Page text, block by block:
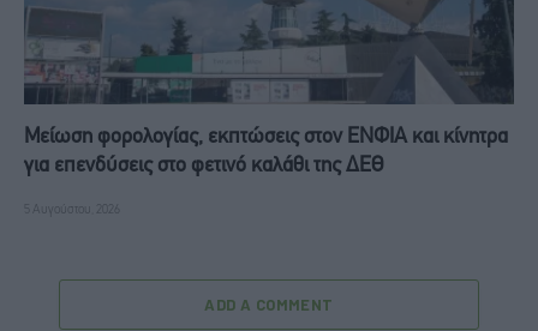
Μείωση φορολογίας, εκπτώσεις στον ΕΝΦΙΑ και κίνητρα
για επενδύσεις στο φετινό καλάθι της ΔΕΘ
5 Αυγούστου, 2026
ADD A COMMENT